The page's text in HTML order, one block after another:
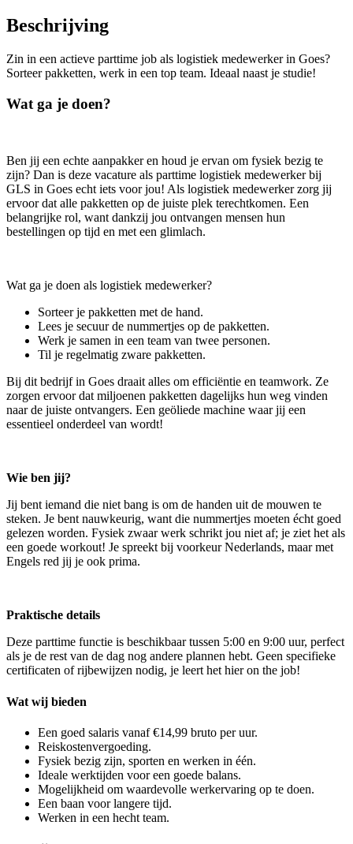
Beschrijving
Zin in een actieve parttime job als logistiek medewerker in Goes?
Sorteer pakketten, werk in een top team. Ideaal naast je studie!
Wat ga je doen?
Ben jij een echte aanpakker en houd je ervan om fysiek bezig te
zijn? Dan is deze vacature als parttime logistiek medewerker bij
GLS in Goes echt iets voor jou! Als logistiek medewerker zorg jij
ervoor dat alle pakketten op de juiste plek terechtkomen. Een
belangrijke rol, want dankzij jou ontvangen mensen hun
bestellingen op tijd en met een glimlach.
Wat ga je doen als logistiek medewerker?
Sorteer je pakketten met de hand.
Lees je secuur de nummertjes op de pakketten.
Werk je samen in een team van twee personen.
Til je regelmatig zware pakketten.
Bij dit bedrijf in Goes draait alles om efficiëntie en teamwork. Ze
zorgen ervoor dat miljoenen pakketten dagelijks hun weg vinden
naar de juiste ontvangers. Een geöliede machine waar jij een
essentieel onderdeel van wordt!
Wie ben jij?
Jij bent iemand die niet bang is om de handen uit de mouwen te
steken. Je bent nauwkeurig, want die nummertjes moeten écht goed
gelezen worden. Fysiek zwaar werk schrikt jou niet af; je ziet het als
een goede workout! Je spreekt bij voorkeur Nederlands, maar met
Engels red jij je ook prima.
Praktische details
Deze parttime functie is beschikbaar tussen 5:00 en 9:00 uur, perfect
als je de rest van de dag nog andere plannen hebt. Geen specifieke
certificaten of rijbewijzen nodig, je leert het hier on the job!
Wat wij bieden
Een goed salaris vanaf €14,99 bruto per uur.
Reiskostenvergoeding.
Fysiek bezig zijn, sporten en werken in één.
Ideale werktijden voor een goede balans.
Mogelijkheid om waardevolle werkervaring op te doen.
Een baan voor langere tijd.
Werken in een hecht team.